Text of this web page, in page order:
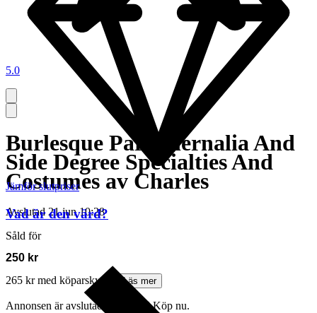
5.0
Burlesque Paraphernalia And
Side Degree Specialties And
Costumes av Charles
Avslutad 21 jun 10:28
Såld för
250 kr
265 kr med köparskydd.
Läs mer
Annonsen är avslutad. Såld med Köp nu.
Jämför slutpriser
Vad är den värd?